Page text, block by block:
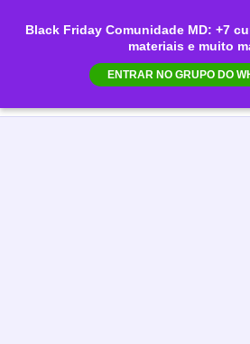
Black Friday Comunidade MD: +7
materiais e muito
ENTRAR NO GRUPO DO
para